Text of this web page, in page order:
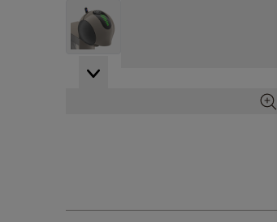
View larger image
View larger image